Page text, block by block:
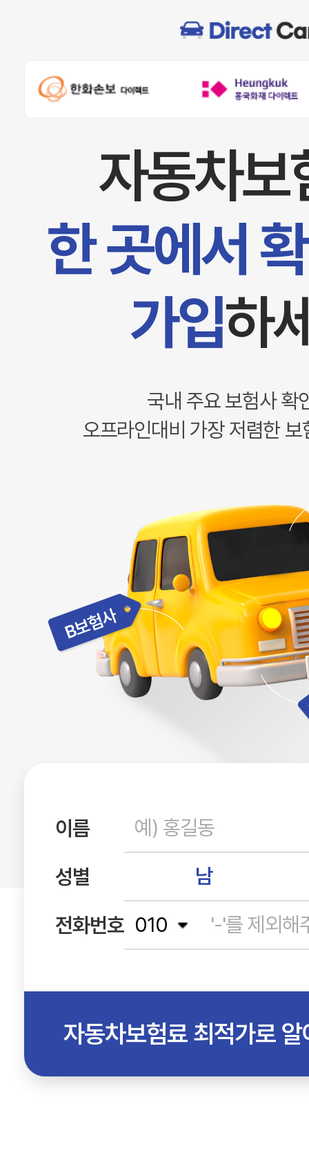
자동차보
한 곳에서
가입하
국내 주요 보험사 확
오프라인대비 가장 저렴한
이름
성별
남
전화번호
자동차보험료 최적가로 알